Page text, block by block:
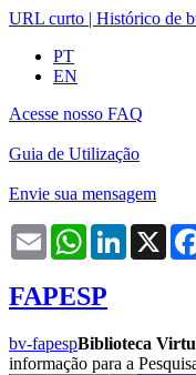
URL curto | Histórico de
PT
EN
Acesse nosso FAQ
Guia de Utilização
Envie sua mensagem
Email WhatsAppLinkedIn
X
FAPESP
bv-fapespBiblioteca
informação para a